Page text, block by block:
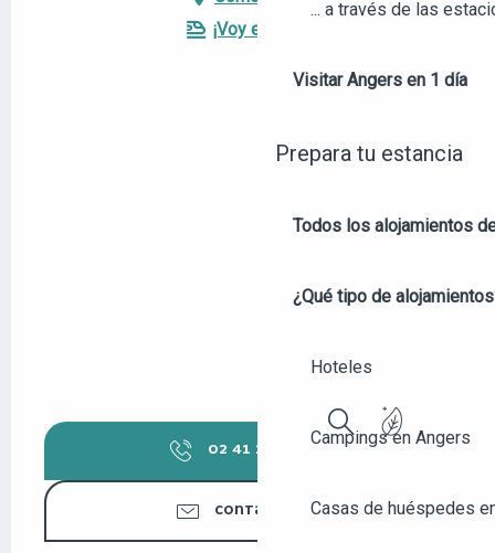
... a través de las
Visitar Angers en 1 día
Prepara tu estancia
Todos los alojamientos
¿Qué tipo de
Hoteles
Campings en Angers
Casas de huéspedes
Buscar
¡Voy en tren!
02 41 23 50
CONTÁCTENOS